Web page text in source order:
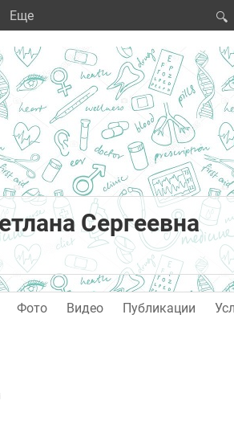
Eще 🔍
Сергеевна
Фото Видео Публикации